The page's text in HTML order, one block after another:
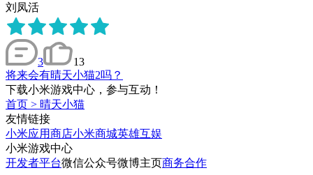
刘凤活
3
13
将来会有晴天小猫2吗？
下载小米游戏中心，参与互动！
首页 > 晴天小猫
友情链接
小米应用商店小米商城英雄互娱
小米游戏中心
开发者平台微信公众号微博主页商务合作